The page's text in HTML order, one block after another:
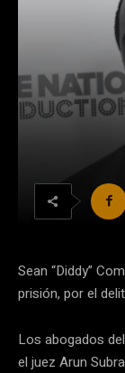
Sean “Diddy”
prisión, por el
Los abogados
el juez Arun